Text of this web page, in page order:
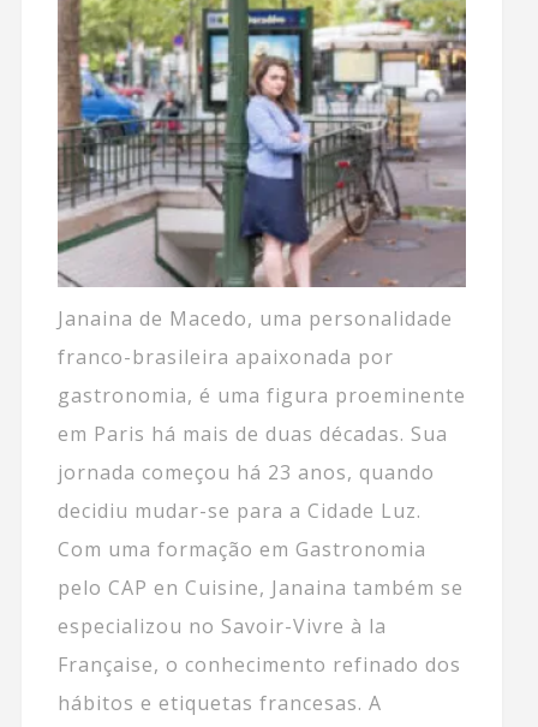
Janaina de Macedo, uma personalidade
franco-brasileira apaixonada por
gastronomia, é uma figura proeminente
em Paris há mais de duas décadas. Sua
jornada começou há 23 anos, quando
decidiu mudar-se para a Cidade Luz.
Com uma formação em Gastronomia
pelo CAP en Cuisine, Janaina também se
especializou no Savoir-Vivre à la
Française, o conhecimento refinado dos
hábitos e etiquetas francesas. A